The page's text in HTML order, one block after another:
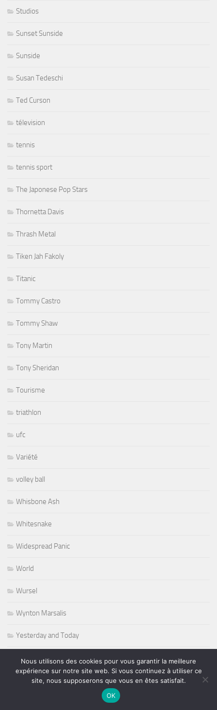
Studios
Sunset Sunside
Sunside
Susan Tedeschi
Ted Curson
télevision
tennis
tennis sport
The Japonese Pop Stars
Thornetta Davis
Thrash Metal
Tiken Jah Fakoly
Titanic
Tommy Castro
Tommy Shaw
Tony Martin
Tony Sheridan
Tourisme
triathlon
ufc
Variété
volley ball
Whisbone Ash
Whitesnake
Widespread Panic
World
Wursel
Wynton Marsalis
Yesterday and Today
Nous utilisons des cookies pour vous garantir la meilleure
expérience sur notre site web. Si vous continuez à utiliser ce
site, nous supposerons que vous en êtes satisfait.
OK